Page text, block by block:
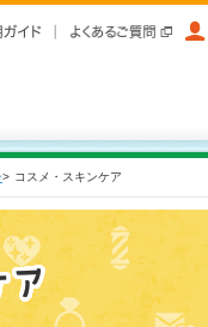
> コスメ・スキンケア